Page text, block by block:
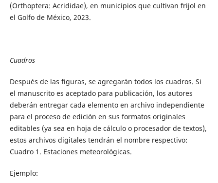
(Orthoptera: Acrididae), en municipios que cultivan frijol en
el Golfo de México, 2023.
Cuadros
Después de las figuras, se agregarán todos los cuadros. Si
el manuscrito es aceptado para publicación, los autores
deberán entregar cada elemento en archivo independiente
para el proceso de edición en sus formatos originales
editables (ya sea en hoja de cálculo o procesador de textos),
estos archivos digitales tendrán el nombre respectivo:
Cuadro 1. Estaciones meteorológicas.
Ejemplo: